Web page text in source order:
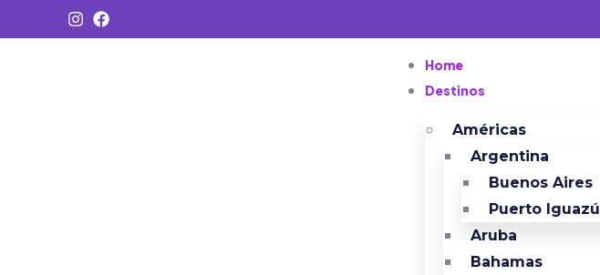
Home
Destinos
Américas
Argentina
Buenos Aires
Puerto Iguazú
Aruba
Bahamas